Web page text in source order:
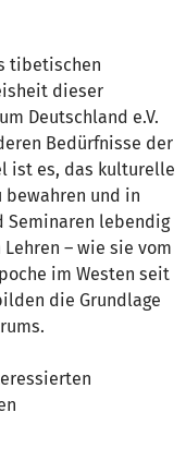
tibetischen
dieser
Deutschland e.V.
Bedürfnisse der
ist es, das kulturelle
bewahren und in
Seminaren lebendig
– wie sie vom
im Westen seit
die Grundlage